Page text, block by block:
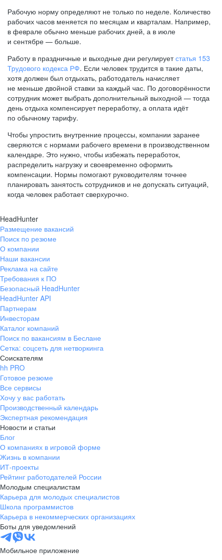
Рабочую норму определяют не только по неделе. Количество
рабочих часов меняется по месяцам и кварталам. Например,
в феврале обычно меньше рабочих дней, а в июле
и сентябре — больше.
Работу в праздничные и выходные дни регулируетстатья 153
Трудового кодекса РФ. Если человек трудится в такие даты,
хотя должен был отдыхать, работодатель начисляет
не меньше двойной ставки за каждый час. По договорённости
сотрудник может выбрать дополнительный выходной — тогда
день отдыха компенсирует переработку, а оплата идёт
по обычному тарифу.
Чтобы упростить внутренние процессы, компании заранее
сверяются с нормами рабочего времени в производственном
календаре. Это нужно, чтобы избежать переработок,
распределить нагрузку и своевременно оформить
компенсации. Нормы помогают руководителям точнее
планировать занятость сотрудников и не допускать ситуаций,
когда человек работает сверхурочно.
HeadHunter
Размещение вакансий
Поиск по резюме
О компании
Наши вакансии
Реклама на сайте
Требования к ПО
Безопасный HeadHunter
HeadHunter API
Партнерам
Инвесторам
Каталог компаний
Поиск по вакансиям в Беслане
Сетка: соцсеть для нетворкинга
Соискателям
hh PRO
Готовое резюме
Все сервисы
Хочу у вас работать
Производственный календарь
Экспертная рекомендация
Новости и статьи
Блог
О компаниях в игровой форме
Жизнь в компании
ИТ-проекты
Рейтинг работодателей России
Молодым специалистам
Карьера для молодых специалистов
Школа программистов
Карьера в некоммерческих организациях
Боты для уведомлений
Мобильное приложение